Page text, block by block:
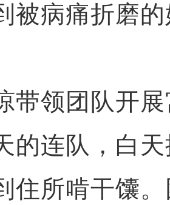
被病痛折磨
领团队开展
的连队，白
住所啃干馕